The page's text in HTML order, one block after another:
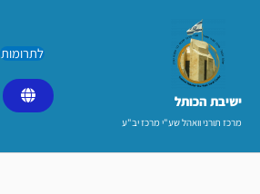
ישיבת הכותל​
מרכז תורני וואהל שע"י מרכז יב"ע
לתרומות